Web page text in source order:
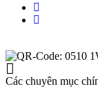
Các chuyên mục